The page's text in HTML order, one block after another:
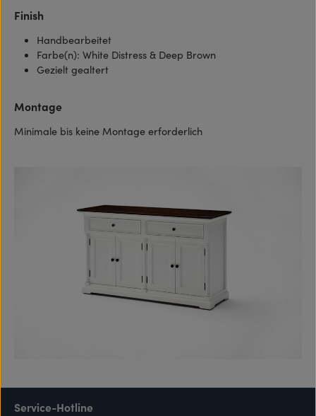
Finish
Handbearbeitet
Farbe(n): White Distress & Deep Brown
Gezielt gealtert
Montage
Minimale bis keine Montage erforderlich
Service-Hotline